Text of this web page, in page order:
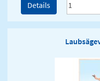
Details